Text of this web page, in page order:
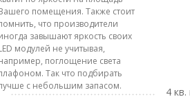
помещения. Также стоит
что производители
завышают яркость своих
модулей не учитывая,
поглощение света
Так что подбирать
с небольшим запасом.
4 кв.